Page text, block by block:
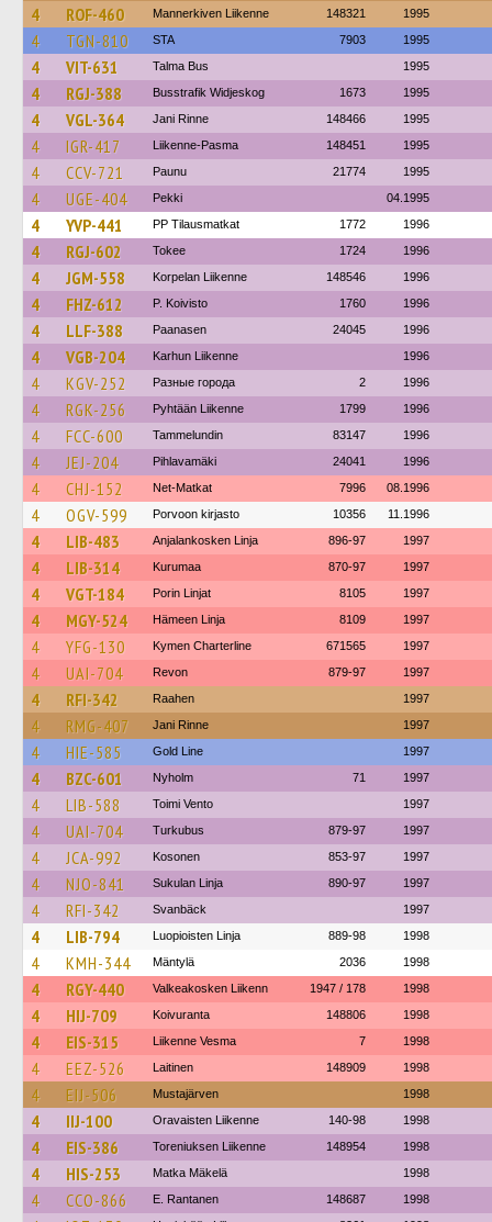
4 ROF-460 Mannerkiven Liikenne 148321 1995
4 TGN-810 STA 7903 1995
4 VIT-631 Talma Bus 1995
4 RGJ-388 Busstrafik Widjeskog 1673 1995
4 VGL-364 Jani Rinne 148466 1995
4 IGR-417 Liikenne-Pasma 148451 1995
4 CCV-721 Paunu 21774 1995
4 UGE-404 Pekki 04.1995
4 YVP-441 PP Tilausmatkat 1772 1996
4 RGJ-602 Tokee 1724 1996
4 JGM-558 Korpelan Liikenne 148546 1996
4 FHZ-612 P. Koivisto 1760 1996
4 LLF-388 Paanasen 24045 1996
4 VGB-204 Karhun Liikenne 1996
4 KGV-252 Разные города 2 1996
4 RGK-256 Pyhtään Liikenne 1799 1996
4 FCC-600 Tammelundin 83147 1996
4 JEJ-204 Pihlavamäki 24041 1996
4 CHJ-152 Net-Matkat 7996 08.1996
4 OGV-599 Porvoon kirjasto 10356 11.1996
4 LIB-483 Anjalankosken Linja 896-97 1997
4 LIB-314 Kurumaa 870-97 1997
4 VGT-184 Porin Linjat 8105 1997
4 MGY-524 Hämeen Linja 8109 1997
4 YFG-130 Kymen Charterline 671565 1997
4 UAI-704 Revon 879-97 1997
4 RFI-342 Raahen 1997
4 RMG-407 Jani Rinne 1997
4 HIE-585 Gold Line 1997
4 BZC-601 Nyholm 71 1997
4 LIB-588 Toimi Vento 1997
4 UAI-704 Turkubus 879-97 1997
4 JCA-992 Kosonen 853-97 1997
4 NJO-841 Sukulan Linja 890-97 1997
4 RFI-342 Svanbäck 1997
4 LIB-794 Luopioisten Linja 889-98 1998
4 KMH-344 Mäntylä 2036 1998
4 RGY-440 Valkeakosken Liikenn 1947 / 178 1998
4 HIJ-709 Koivuranta 148806 1998
4 EIS-315 Liikenne Vesma 7 1998
4 EEZ-526 Laitinen 148909 1998
4 EIJ-506 Mustajärven 1998
4 IIJ-100 Oravaisten Liikenne 140-98 1998
4 EIS-386 Toreniuksen Liikenne 148954 1998
4 HIS-253 Matka Mäkelä 1998
4 CCO-866 E. Rantanen 148687 1998